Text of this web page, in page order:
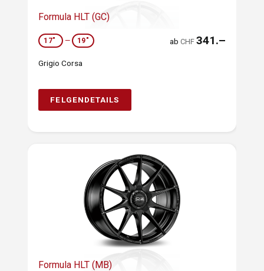
Formula HLT (GC)
17" — 19" abCHF 341.–
Grigio Corsa
FELGENDETAILS
Formula HLT (MB)